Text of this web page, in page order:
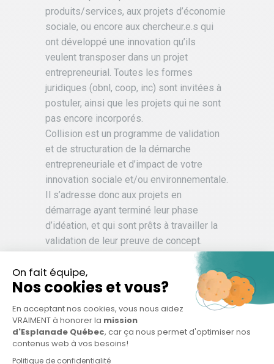
produits/services, aux projets d’économie
sociale, ou encore aux chercheur.e.s qui
ont développé une innovation qu’ils
veulent transposer dans un projet
entrepreneurial. Toutes les formes
juridiques (obnl, coop, inc) sont invitées à
postuler, ainsi que les projets qui ne sont
pas encore incorporés.
Collision est un programme de validation
et de structuration de la démarche
entrepreneuriale et d’impact de votre
innovation sociale et/ou environnementale.
Il s’adresse donc aux projets en
démarrage ayant terminé leur phase
d’idéation, et qui sont prêts à travailler la
validation de leur preuve de concept.
La cohorte Collision de l’automne 2021
est ouverte exclusivement aux projets
oeuvrant sur les enjeux de santé